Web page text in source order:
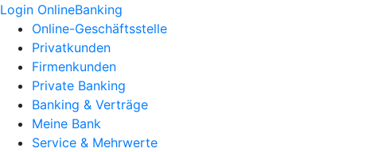
Login OnlineBanking
Online-Geschäftsstelle
Privatkunden
Firmenkunden
Private Banking
Banking & Verträge
Meine Bank
Service & Mehrwerte